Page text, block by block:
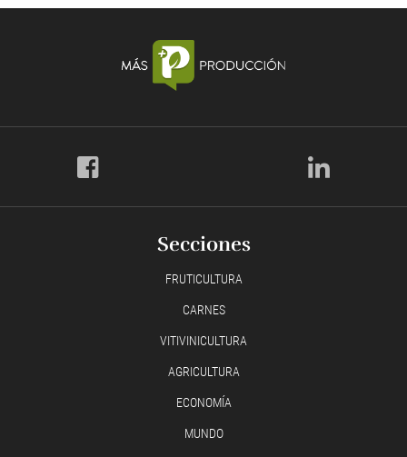
Secciones
FRUTICULTURA
CARNES
VITIVINICULTURA
AGRICULTURA
ECONOMÍA
MUNDO